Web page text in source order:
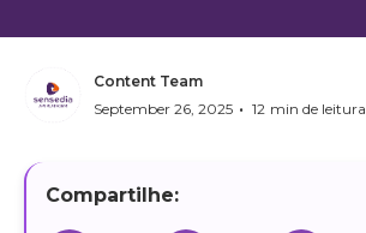
Content Team
September 26, 2025 • 12 min de leitura
Compartilhe: